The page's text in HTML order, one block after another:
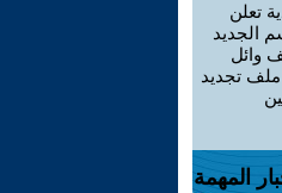
تعلن
الجديد
وائل
ملف تجديد
المهمة